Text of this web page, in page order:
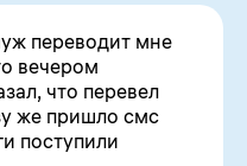
переводит мне
вечером
что перевел
же пришло смс
поступили